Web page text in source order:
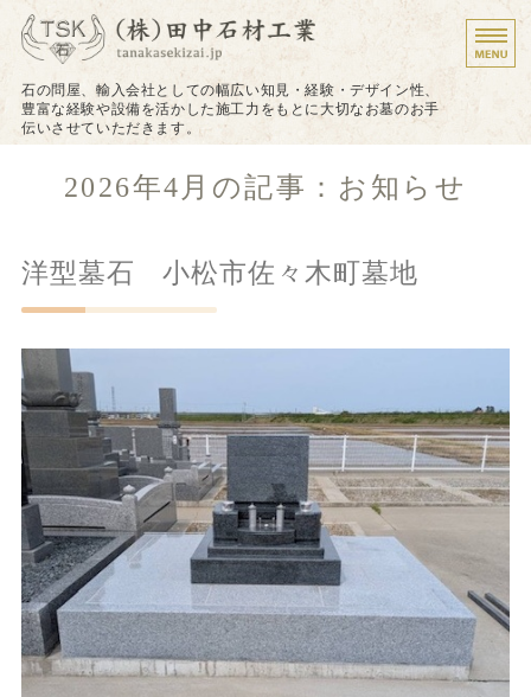
墓石のことなら株式
石の問屋、輸入会社としての幅広い知見・経験・デザイン性、
豊富な経験や設備を活かした施工力をもとに大切なお墓のお手
伝いさせていただきます。
施工実績
お問い合わせ
2026年4月の記事：お知らせ
洋型墓石 小松市佐々木町墓地